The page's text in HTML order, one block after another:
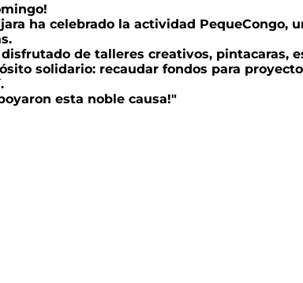
ha celebrado la actividad PequeCongo,
de talleres creativos, pintacaras,
solidario: recaudar fondos para
esta noble causa!"